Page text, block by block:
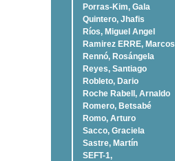
Porras-Kim, Gala
Quintero, Jhafis
Rí­os, Miguel Angel
Ramirez ERRE, Marcos
Rennó, Rosángela
Reyes, Santiago
Robleto, Dario
Roche Rabell, Arnaldo
Romero, Betsabé
Romo, Arturo
Sacco, Graciela
Sastre, Martí­n
SEFT-1,